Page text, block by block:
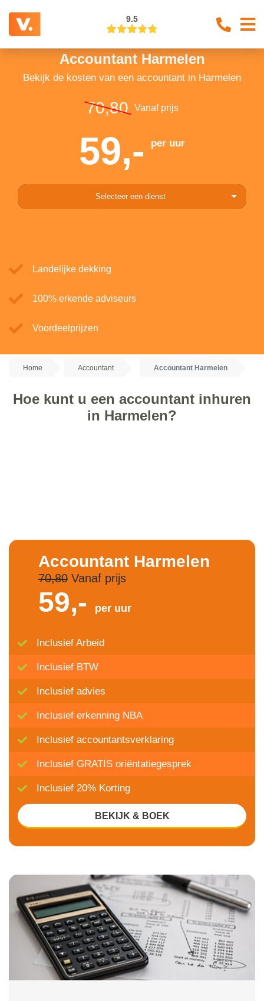
9.5
Accountant Harmelen
Bekijk de kosten van een accountant in Harmelen
70,80 Vanaf prijs
59,- per uur
Selecteer een dienst
Landelijke dekking
100% erkende adviseurs
Voordeelprijzen
Home Accountant Accountant Harmelen
Hoe kunt u een accountant inhuren
in Harmelen?
Accountant Harmelen
70,80Vanaf prijs
59,- per uur
Inclusief Arbeid
Inclusief BTW
Inclusief advies
Inclusief erkenning NBA
Inclusief accountantsverklaring
Inclusief GRATIS oriëntatiegesprek
Inclusief 20% Korting
BEKIJK & BOEK